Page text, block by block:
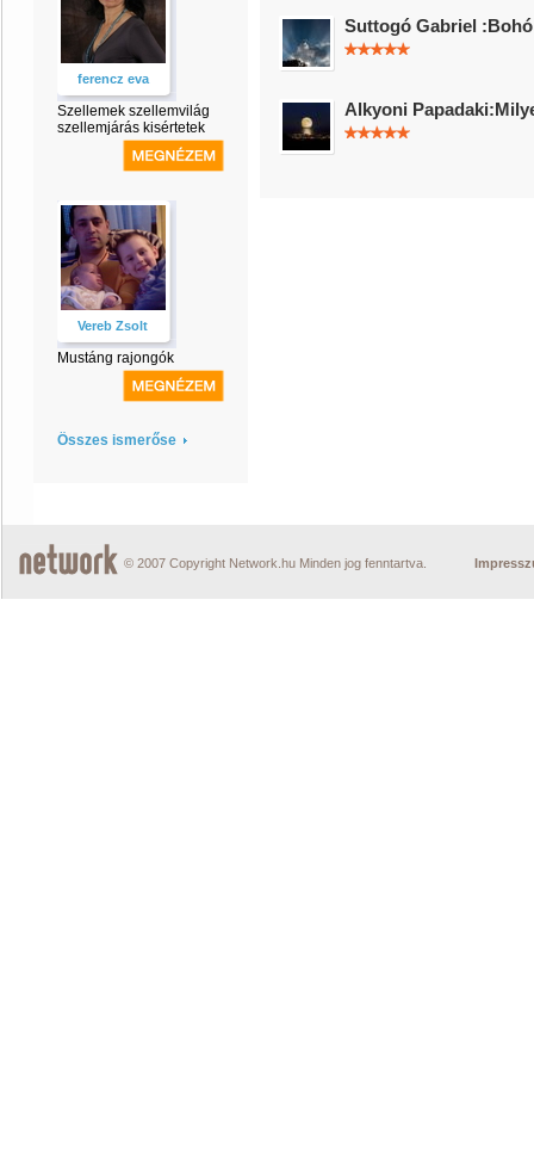
ferencz eva
Szellemek szellemvilág
szellemjárás kisértetek
Vereb Zsolt
Mustáng rajongók
Összes ismerőse
Suttogó Gabriel
Alkyoni
© 2007 Copyright Network.hu Minden jog fenntartva.